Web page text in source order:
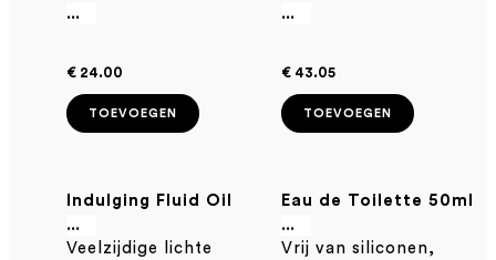
verdeelt oliën op
haar en over de huid.
...
€ 24.00
TOEVOEGEN
heerlijk soepel
...
€ 43.05
TOEVOEGEN
Indulging Fluid Oil
100ml – Gewichtloze
glans &
...
Veelzijdige lichte
Eau de Toilette 50ml
...
Vrij van siliconen,